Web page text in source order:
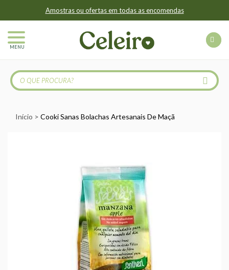
Amostras ou ofertas em todas as encomendas
MENU
Início Cooki Sanas Bolachas Artesanais De Maçã